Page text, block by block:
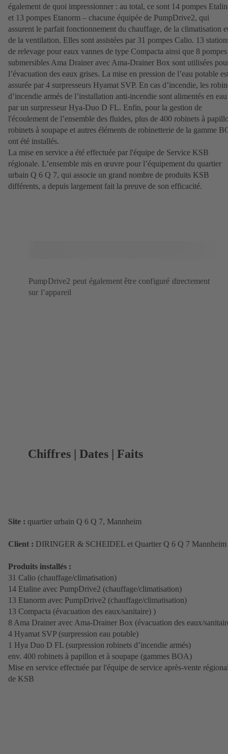
également de quoi impressionner : au total, ce sont 14 pompes
et 13 pompes Etanorm – chacune équipée de PumpDrive2, qui
assurent le parfait fonctionnement du chauffage, de la climatisation
de la ventilation. Elles sont assistées par 31 pompes Calio. 13
de relevage pour eaux vannes de type Compacta ainsi que 8 pompes
submersibles Ama Drainer avec Ama-Drainer Box sont utilisées
l’évacuation des eaux grises. La mise en pression de l’eau potable
assurée par 4 surpresseurs Hyamat SVP. En cas d’incendie, les
d’incendie armés de l’installation anti-incendie sont alimentés en eau
par un surpresseur Hya-Duo D FL. Enfin, pour la gestion de
l'écoulement de l’ensemble des fluides, plus de 400 robinets à
robinets à soupape et autres éléments de robinetterie de la gamme
ont été installés.
La mise en service a été effectuée par l'équipe de Service KSB
régionale. L’ensemble mis en œuvre pour l’équipement du quartier
urbain Q 6 Q 7, qui associe un grand nombre de produits KSB
différents, a depuis largement fait la preuve de son efficacité.
PumpDrive2 peut également être configuré directement
sur l’appareil
Chiffres | Dates | Faits
Site : quartier urbain Q 6 Q 7, Mannheim
Client : DIRINGER & SCHEIDEL et Quartier Q 6 Q 7 Mannheim
Produits installés :
31 Calio (chauffage/climatisation)
14 Etaline avec PumpDrive2 (chauffage/climatisation)
13 Etanorm avec PumpDrive2 (chauffage/climatisation)
13 Compacta (évacuation des eaux/sanitaire) )
8 Ama Drainer avec Ama-Drainer Box (évacuation des eaux/
4 Hyamat SVP (surpression eau potable)
1 Hya Duo D FL (surpression robinets d’incendie armés)
env. 400 robinets à papillon et à soupape (gammes BOA)
Mise en service effectuée par l'équipe de service après-vente
de KSB